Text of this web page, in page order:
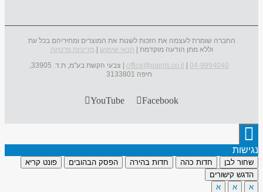
החברה שומרת לעצמה את הזכות לשנות את המוצרים ומחיריהם בכל עת
וללא מתן הודעה מוקדמת | תנאי שימוש
מדיניות פרטיות
04-9994040
office@paints.co.il
| צבעי הקשת בע"מ, ת.ד. 33905,
חיפה 3133801
Facebook
YouTube
נגישות
שחור לבן חדות כהה חדות בהירה הפסק הבהובים
פונט קריא
הדגש קישורים
א
א א